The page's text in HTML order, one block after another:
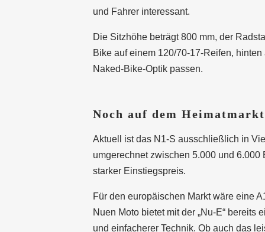
und Fahrer interessant.
Die Sitzhöhe beträgt 800 mm, der
Bike auf einem 120/70-17-Reifen,
Naked-Bike-Optik passen.
Noch auf dem
Aktuell ist das N1-S ausschließlich in
umgerechnet zwischen 5.000 und
starker Einstiegspreis.
Für den europäischen Markt wäre eine
Nuen Moto bietet mit der „Nu-E“
und einfacherer Technik. Ob auch das